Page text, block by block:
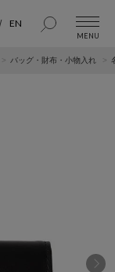
EN
バッグ・財布・小物入れ